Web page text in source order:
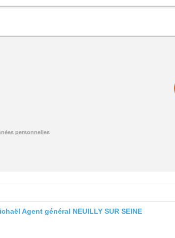
Agent général NEUILLY SUR SEINE